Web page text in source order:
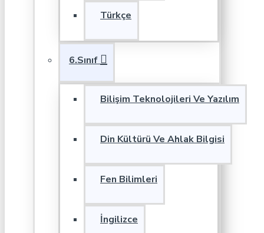
Türkçe
6.Sınıf
Bilişim Teknolojileri Ve Yazılım
Din Kültürü Ve Ahlak Bilgisi
Fen Bilimleri
İngilizce